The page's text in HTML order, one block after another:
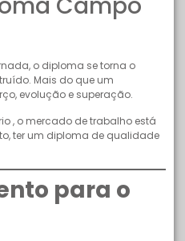
o diploma se torna o
Mais do que um
evolução e superação.
, o mercado de trabalho está
ter um diploma de qualidade
para o